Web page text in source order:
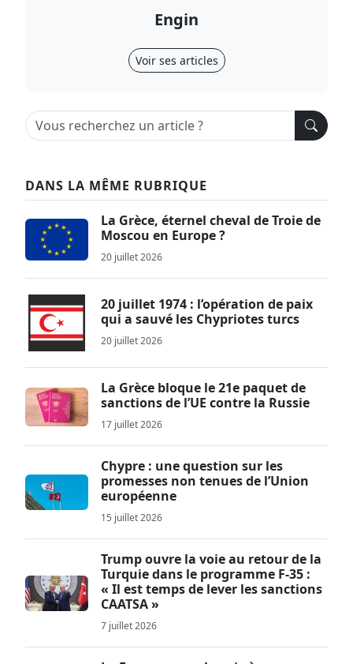
Engin
Voir ses articles
DANS LA MÊME RUBRIQUE
La Grèce, éternel cheval de Troie de
Moscou en Europe ?
20 juillet 2026
20 juillet 1974 : l’opération de paix
qui a sauvé les Chypriotes turcs
20 juillet 2026
La Grèce bloque le 21e paquet de
sanctions de l’UE contre la Russie
17 juillet 2026
Chypre : une question sur les
promesses non tenues de l’Union
européenne
15 juillet 2026
Trump ouvre la voie au retour de la
Turquie dans le programme F-35 :
« Il est temps de lever les sanctions
CAATSA »
7 juillet 2026